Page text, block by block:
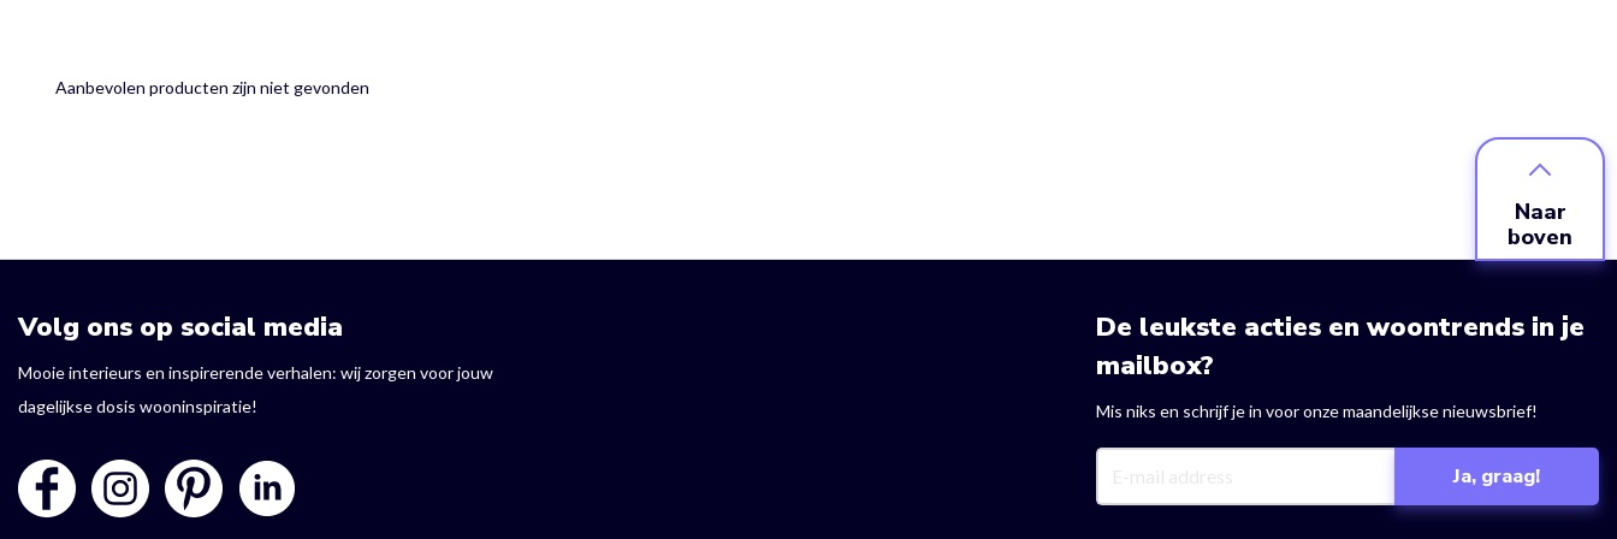
Aanbevolen producten zijn niet gevonden
Naar
boven
Volg ons op social media
Mooie interieurs en inspirerende verhalen: wij zorgen voor jouw
dagelijkse dosis wooninspiratie!
De leukste acties en woontrends in je
mailbox?
Mis niks en schrijf je in voor onze maandelijkse nieuwsbrief!